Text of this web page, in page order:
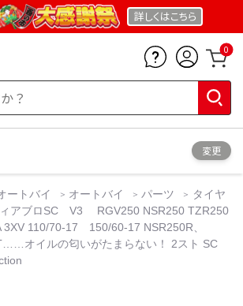
詳しくはこちら
0
変更
ートバイ オートバイ パーツ
タイヤ
アブロSC V3 RGV250 NSR250 TZR250
3XV 110/70-17 150/60-17 NSR250R、
オイルの匂いがたまらない！ 2スト SC